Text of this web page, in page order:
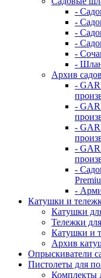
-
-
-
-
-
-
Архив
-
-
-
-
-
-
Катушки и
Катушки
Тележки
Катушки и
Архив
Опрыскиватели
Пистолеты для
Комплекты